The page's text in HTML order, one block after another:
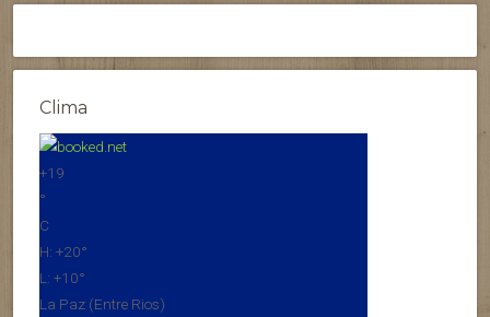
Clima
+19
°
C
H: +20°
L: +10°
La Paz (Entre Rios)